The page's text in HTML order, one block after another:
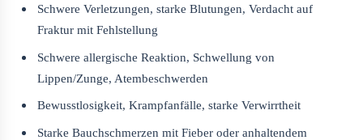
Schwere Verletzungen, starke Blutungen, Verdacht auf
Fraktur mit Fehlstellung
Schwere allergische Reaktion, Schwellung von
Lippen/Zunge, Atembeschwerden
Bewusstlosigkeit, Krampfanfälle, starke Verwirrtheit
Starke Bauchschmerzen mit Fieber oder anhaltendem